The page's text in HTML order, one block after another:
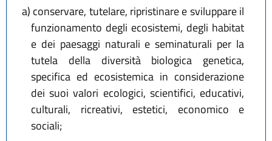
a) conservare, tutelare, ripristinare e sviluppare il
funzionamento degli ecosistemi, degli habitat
e dei paesaggi naturali e seminaturali per la
tutela della diversità biologica genetica,
specifica ed ecosistemica in considerazione
dei suoi valori ecologici, scientifici, educativi,
culturali, ricreativi, estetici, economico e
sociali;